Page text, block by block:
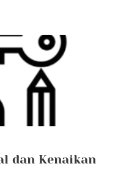
dan Kenaikan